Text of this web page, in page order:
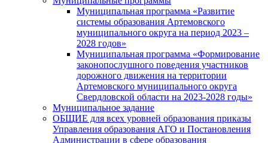
Муниципальная программа «Развитие
системы образования Артемовского
муниципального округа на период 2023 –
2028 годов»
Муниципальная программа «Формирование
законопослушного поведения участников
дорожного движения на территории
Артемовского муниципального округа
Свердловской области на 2023-2028 годы»
Муниципальное задание
ОБЩИЕ для всех уровней образования приказы
Управления образования АГО и Постановления
Администрации в сфере образования